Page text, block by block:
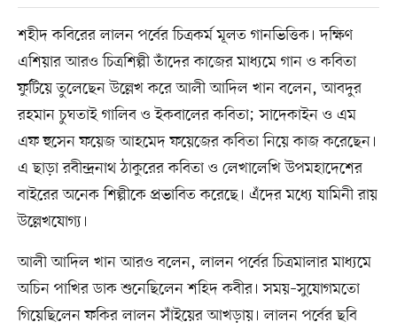
শহীদ কবিরের লালন পর্বের চিত্রকর্ম মূলত গানভিত্তিক। দক্ষিণ
এশিয়ার আরও চিত্রশিল্পী তাঁদের কাজের মাধ্যমে গান ও কবিতা
ফুটিয়ে তুলেছেন উল্লেখ করে আলী আদিল খান বলেন, আবদুর
রহমান চুঘতাই গালিব ও ইকবালের কবিতা; সাদেকাইন ও এম
এফ হুসেন ফয়েজ আহমেদ ফয়েজের কবিতা নিয়ে কাজ করেছেন।
এ ছাড়া রবীন্দ্রনাথ ঠাকুরের কবিতা ও লেখালেখি উপমহাদেশের
বাইরের অনেক শিল্পীকে প্রভাবিত করেছে। এঁদের মধ্যে যামিনী রায়
উল্লেখযোগ্য।
আলী আদিল খান আরও বলেন, লালন পর্বের চিত্রমালার মাধ্যমে
অচিন পাখির ডাক শুনেছিলেন শহিদ কবীর। সময়–সুযোগমতো
গিয়েছিলেন ফকির লালন সাঁইয়ের আখড়ায়। লালন পর্বের ছবি